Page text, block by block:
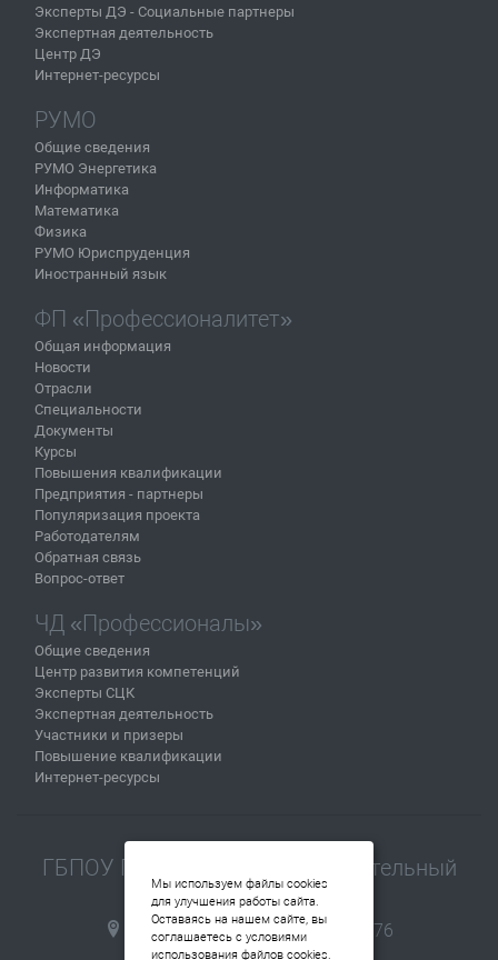
Эксперты ДЭ - Социальные партнеры
Экспертная деятельность
Центр ДЭ
Интернет-ресурсы
РУМО
Общие сведения
РУМО Энергетика
Информатика
Математика
Физика
РУМО Юриспруденция
Иностранный язык
ФП «Профессионалитет»
Общая информация
Новости
Отрасли
Специальности
Документы
Курсы
Повышения квалификации
Предприятия - партнеры
Популяризация проекта
Работодателям
Обратная связь
Вопрос-ответ
ЧД «Профессионалы»
Общие сведения
Центр развития компетенций
Эксперты СЦК
Экспертная деятельность
Участники и призеры
Повышение квалификации
Интернет-ресурсы
ГБПОУ Пермский машиностроительный
колледж
614112, г.Пермь, ул. Репина, 76
Мы используем файлы cookies
для улучшения работы сайта.
Оставаясь на нашем сайте, вы
соглашаетесь с условиями
использования файлов cookies.